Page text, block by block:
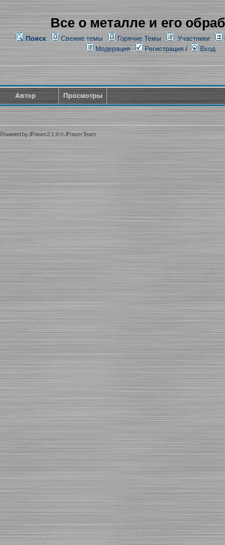
Все о металле и его
Поиск Свежие темы Горячие Темы Участники
Модерация
Регистрация/ Вход
Автор Просмотры
Powered byJForum 2.1.9©JForum Team